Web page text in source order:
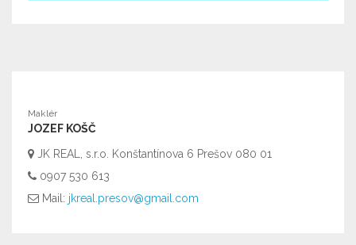
Maklér
JOZEF KOŠČ
JK REAL, s.r.o. Konštantínova 6 Prešov 080 01
0907 530 613
Mail: jkreal.presov@gmail.com